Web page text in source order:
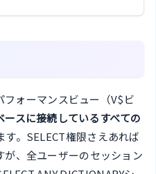
ォーマンスビュー（V$ビ
ースに接続しているすべての
す。SELECT権限さえあれば
、全ユーザーのセッション